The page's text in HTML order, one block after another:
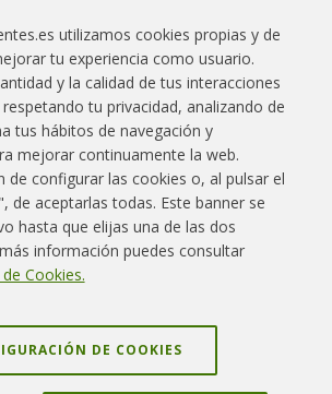
Contacto Aviso legal
Política privacidad Mapa web
utilizamos cookies propias y de
tu experiencia como usuario.
y la calidad de tus interacciones
tu privacidad, analizando de
tus hábitos de navegación y
mejorar continuamente la web.
de configurar las cookies o, al pulsar el
de aceptarlas todas. Este banner se
hasta que elijas una de las dos
información puedes consultar
Cookies.
DE COOKIES